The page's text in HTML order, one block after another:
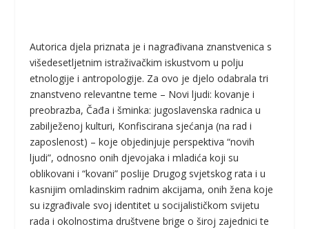
Autorica djela priznata je i nagrađivana znanstvenica s
višedesetljetnim istraživačkim iskustvom u polju
etnologije i antropologije. Za ovo je djelo odabrala tri
znanstveno relevantne teme – Novi ljudi: kovanje i
preobrazba, Čađa i šminka: jugoslavenska radnica u
zabilježenoj kulturi, Konfiscirana sjećanja (na rad i
zaposlenost) – koje objedinjuje perspektiva “novih
ljudi”, odnosno onih djevojaka i mladića koji su
oblikovani i “kovani” poslije Drugog svjetskog rata i u
kasnijim omladinskim radnim akcijama, onih žena koje
su izgrađivale svoj identitet u socijalističkom svijetu
rada i okolnostima društvene brige o široj zajednici te